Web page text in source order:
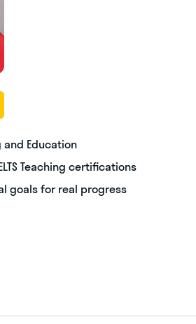
and Education
Teaching certifications
goals for real progress